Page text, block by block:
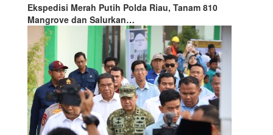
Ekspedisi Merah Putih Polda Riau, Tanam 810
Mangrove dan Salurkan…